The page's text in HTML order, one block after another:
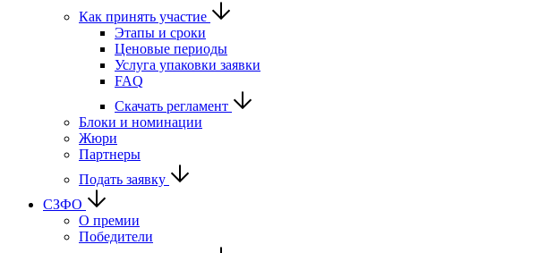
Как принять участие
Этапы и сроки
Ценовые периоды
Услуга упаковки заявки
FAQ
Скачать регламент
Блоки и номинации
Жюри
Партнеры
Подать заявку
СЗФО
О премии
Победители